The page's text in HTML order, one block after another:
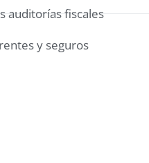
auditorías fiscales
y seguros